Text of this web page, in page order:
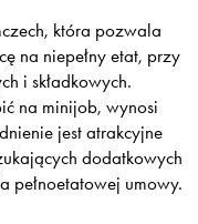
która pozwala
na niepełny etat, przy
i składkowych.
na minijob, wynosi
jest atrakcyjne
dodatkowych
pełnoetatowej umowy.